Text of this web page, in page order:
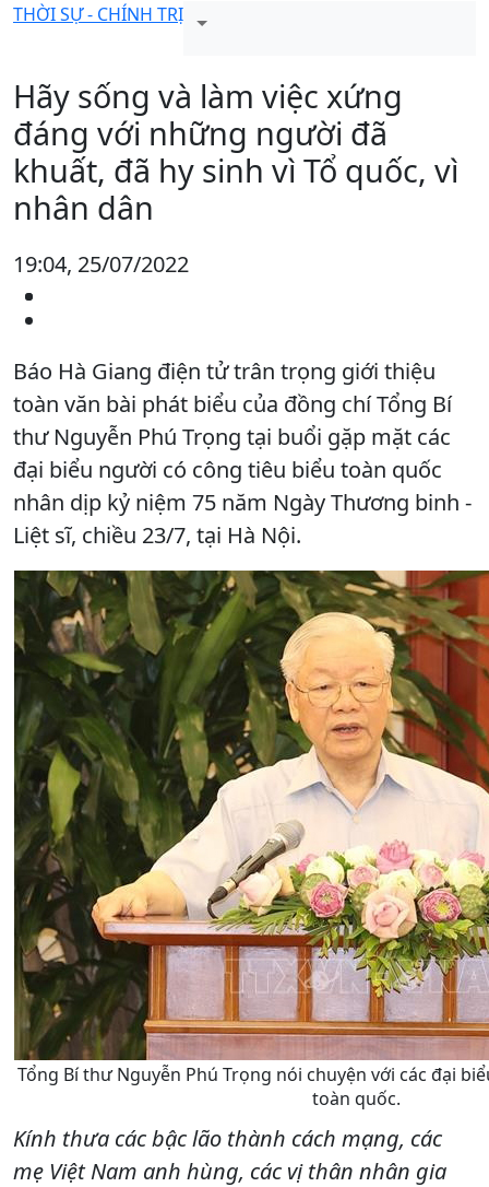
THỜI SỰ - CHÍNH TRỊ
Hãy sống và làm việc xứng
đáng với những người đã
khuất, đã hy sinh vì Tổ quốc, vì
nhân dân
19:04, 25/07/2022
Báo Hà Giang điện tử trân trọng giới thiệu
toàn văn bài phát biểu của đồng chí Tổng Bí
thư Nguyễn Phú Trọng tại buổi gặp mặt các
đại biểu người có công tiêu biểu toàn quốc
nhân dịp kỷ niệm 75 năm Ngày Thương binh -
Liệt sĩ, chiều 23/7, tại Hà Nội.
Tổng Bí thư Nguyễn Phú Trọng nói chuyện với các đại
toàn quốc.
Kính thưa các bậc lão thành cách mạng, các
mẹ Việt Nam anh hùng, các vị thân nhân gia